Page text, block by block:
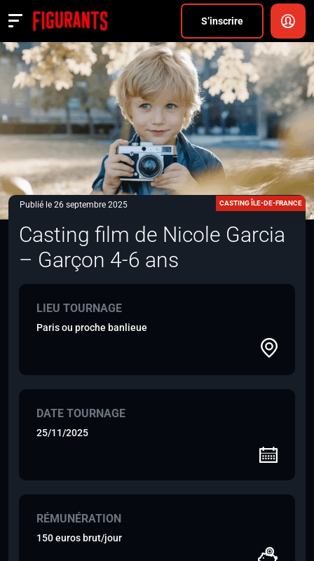
S’inscrire
Actualités
ANNONCER
FAQ
S’inscrire
CONNEXION
Publié le 26 septembre 2025 CASTING ÎLE-DE-FRANCE
Casting film de Nicole Garcia
– Garçon 4-6 ans
LIEU TOURNAGE
Paris ou proche banlieue
DATE TOURNAGE
25/11/2025
RÉMUNÉRATION
150 euros brut/jour